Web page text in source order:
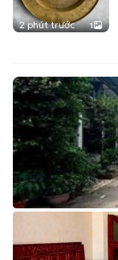
2 phút trước 1